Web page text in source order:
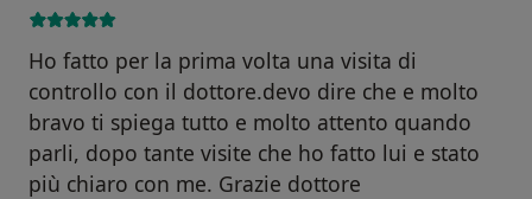
Ho fatto per la prima volta una visita di
controllo con il dottore.devo dire che e molto
bravo ti spiega tutto e molto attento quando
parli, dopo tante visite che ho fatto lui e stato
più chiaro con me. Grazie dottore